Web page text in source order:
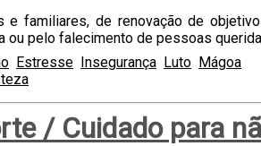
familiares, de renovação de
pelo falecimento de pessoas
Estresse Insegurança Luto Mágoa
/ Cuidado para